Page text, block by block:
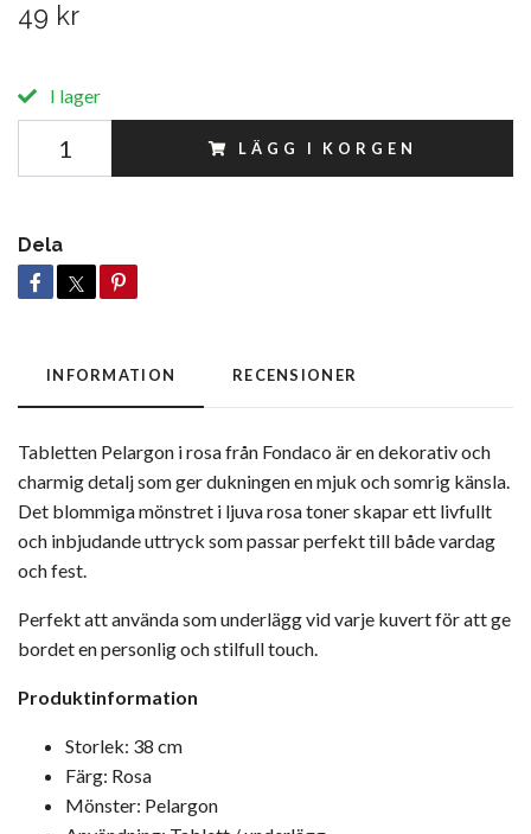
49 kr
I lager
LÄGG I KORGEN
Dela
INFORMATION RECENSIONER
Tabletten Pelargon i rosa från Fondaco är en dekorativ och
charmig detalj som ger dukningen en mjuk och somrig känsla.
Det blommiga mönstret i ljuva rosa toner skapar ett livfullt
och inbjudande uttryck som passar perfekt till både vardag
och fest.
Perfekt att använda som underlägg vid varje kuvert för att ge
bordet en personlig och stilfull touch.
Produktinformation
Storlek: 38 cm
Färg: Rosa
Mönster: Pelargon